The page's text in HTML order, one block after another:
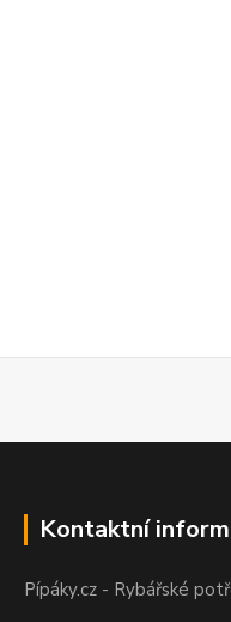
Kontaktní
Pípáky.cz - Rybářské